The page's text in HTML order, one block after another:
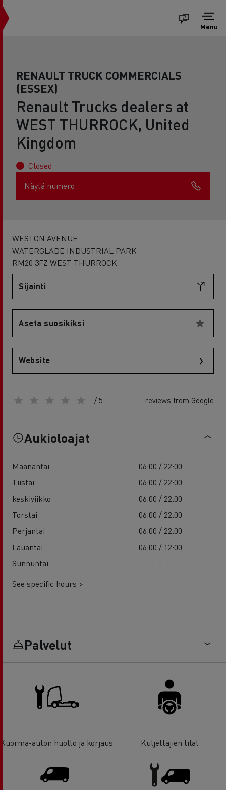
Menu
RENAULT TRUCK COMMERCIALS
(ESSEX)
Renault Trucks dealers at
WEST THURROCK, United
Kingdom
Closed
Näytä numero
WESTON AVENUE
WATERGLADE INDUSTRIAL PARK
RM20 3FZ WEST THURROCK
Sijainti
Aseta suosikiksi
Website
/ 5 reviews from Google
Aukioloajat
Maanantai
06:00 / 22:00
Tiistai
06:00 / 22:00
keskiviikko
06:00 / 22:00
Torstai
06:00 / 22:00
Perjantai
06:00 / 22:00
Lauantai
06:00 / 12:00
Sunnuntai
-
See specific hours >
Palvelut
Kuorma-auton huolto ja korjaus Kuljettajien tilat